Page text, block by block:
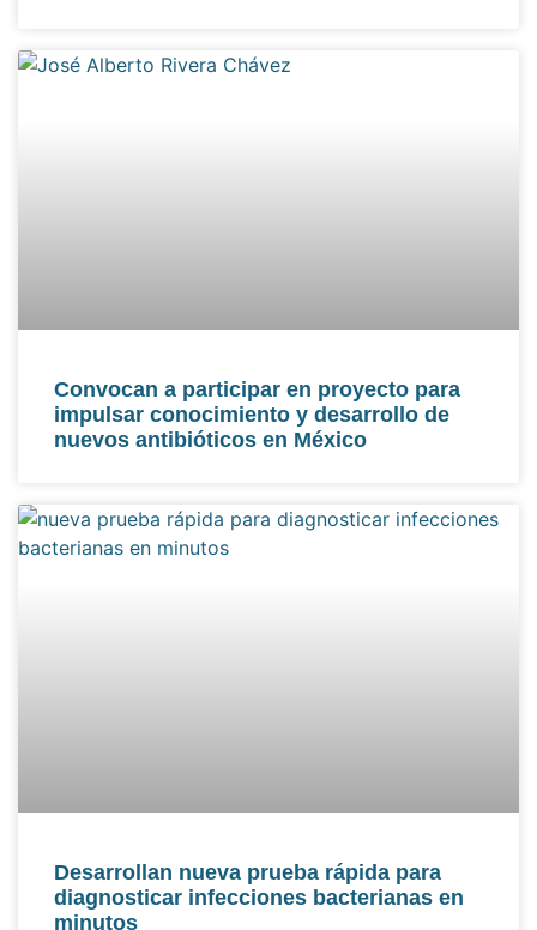
Convocan a participar en proyecto para
impulsar conocimiento y desarrollo de
nuevos antibióticos en México
Desarrollan nueva prueba rápida para
diagnosticar infecciones bacterianas en
minutos